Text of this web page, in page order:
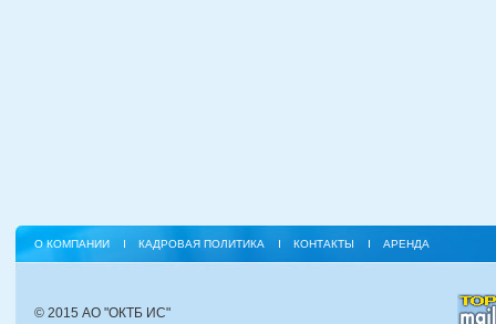
О КОМПАНИИ КАДРОВАЯ ПОЛИТИКА КОНТАКТЫ АРЕНДА
© 2015 АО "ОКТБ ИС"